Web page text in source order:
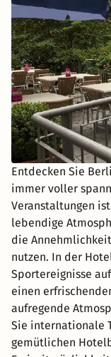
Entdecken Sie
immer voller
Veranstaltungen
lebendige
die
nutzen. In der
Sportereignisse
einen
aufregende
Sie internationale
gemütlichen